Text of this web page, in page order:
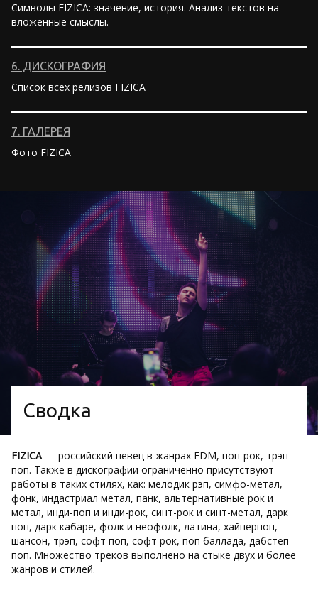
Символы FIZICA: значение, история. Анализ текстов на
вложенные смыслы.
6. ДИСКОГРАФИЯ
Список всех релизов FIZICA
7. ГАЛЕРЕЯ
Фото FIZICA
Сводка
FIZICA — российский певец в жанрах EDM, поп-рок, трэп-
поп. Также в дискографии ограниченно присутствуют
работы в таких стилях, как: мелодик рэп, симфо-метал,
фонк, индастриал метал, панк, альтернативные рок и
метал, инди-поп и инди-рок, синт-рок и синт-метал, дарк
поп, дарк кабаре, фолк и неофолк, латина, хайперпоп,
шансон, трэп, софт поп, софт рок, поп баллада, дабстеп
поп. Множество треков выполнено на стыке двух и более
жанров и стилей.